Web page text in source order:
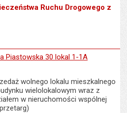
Ruchu Drogowego z
Piastowska 30 lokal 1-1A
Piastowska 30 lokal 1-1A
wolnego lokalu mieszkalnego
wielolokalowym wraz z
w nieruchomości wspólnej